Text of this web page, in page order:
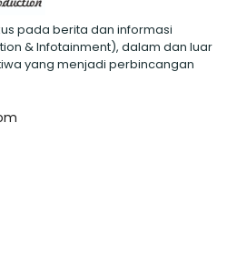
pada berita dan informasi
& Infotainment), dalam dan luar
yang menjadi perbincangan